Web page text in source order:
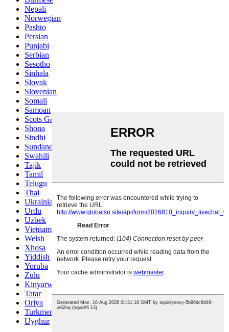
Nepali
Norwegian
Pashto
Persian
Punjabi
Serbian
Sesotho
Sinhala
Slovak
Slovenian
Somali
Samoan
Scots Gaelic
Shona
Sindhi
Sundanese
Swahili
Tajik
Tamil
Telugu
Thai
Ukrainian
Urdu
Uzbek
Vietnamese
Welsh
Xhosa
Yiddish
Yoruba
Zulu
Kinyarwanda
Tatar
Oriya
Turkmen
Uyghur